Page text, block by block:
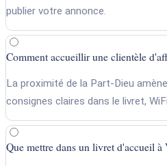
publier votre annonce.
Comment accueillir une clientèle
La proximité de la Part-Dieu
consignes claires dans le livret,
Que mettre dans un livret d'accueil